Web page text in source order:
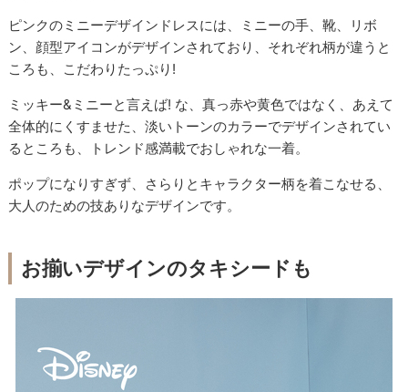
ピンクのミニーデザインドレスには、ミニーの手、靴、リボ
ン、顔型アイコンがデザインされており、それぞれ柄が違うと
ころも、こだわりたっぷり!
ミッキー&ミニーと言えば! な、真っ赤や黄色ではなく、あえて
全体的にくすませた、淡いトーンのカラーでデザインされてい
るところも、トレンド感満載でおしゃれな一着。
ポップになりすぎず、さらりとキャラクター柄を着こなせる、
大人のための技ありなデザインです。
お揃いデザインのタキシードも